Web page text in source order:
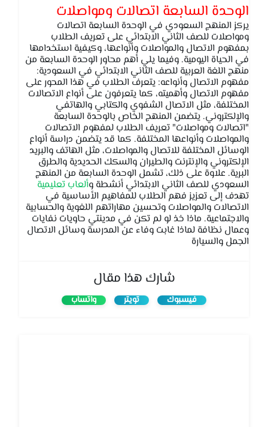
الوحدة السابعة اتصالات ومواصلات
يركز المنهج السعودي في الوحدة السابعة اتصالات
ومواصلات للصف الثاني الابتدائي على تعريف الطلاب
بمفهوم الاتصال والمواصلات وأنواعها، وكيفية استخدامها
في الحياة اليومية. وفيما يلي أهم محاور الوحدة السابعة من
منهج اللغة العربية للصف الثاني الابتدائي في السعودية:
مفهوم الاتصال وأنواعه: يتعرف الطلاب في هذا المحور على
مفهوم الاتصال وأهميته، كما يتعرفون على أنواع الاتصالات
المختلفة، مثل الاتصال الشفوي والكتابي والهاتفي
والإلكتروني. يتضمن المنهج الخاص بالوحدة السابعة
"اتصالات ومواصلات" تعريف الطلاب لمفهوم الاتصالات
والمواصلات وأنواعها المختلفة. كما قد يتضمن دراسة أنواع
الوسائل المختلفة للاتصال والمواصلات، مثل الهاتف والبريد
الإلكتروني والإنترنت والطيران والسكك الحديدية والطرق
البرية. علاوة على ذلك، تشمل الوحدة السابعة من المنهج
السعودي للصف الثاني الابتدائي أنشطة وألعاب تعليمية
تهدف إلى تعزيز فهم الطلاب للمفاهيم الأساسية في
الاتصالات والمواصلات وتحسين مهاراتهم اللغوية والحسابية
والاجتماعية. ماذا خذ لو لم تكن في مدينتي حاويات نفايات
وعمال نظافة لماذا غابت وفاء عن المدرسة وسائل الاتصال
الجمل والسيارة
شارك هذا مقال
فيسبوك تويتر واتساب